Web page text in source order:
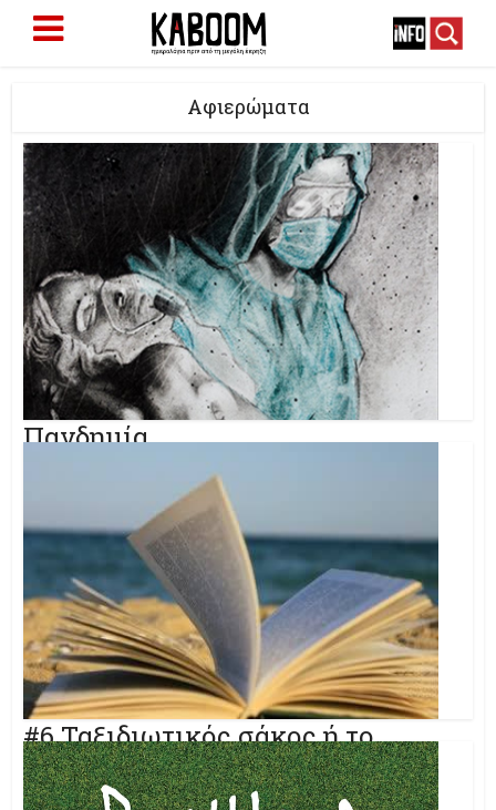
Αφιερώματα
Πανδημία
Φιλοξενούμε μια σειρά αναλύσεων για τις ποικίλες
διαστάσεις της πανδημίας.
#6 Ταξιδιωτικός σάκος ή το
αγαπημένο μου βιβλίο